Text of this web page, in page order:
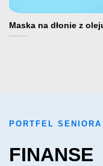
Maska na dłonie z
PORTFEL SENIORA
FINANSE